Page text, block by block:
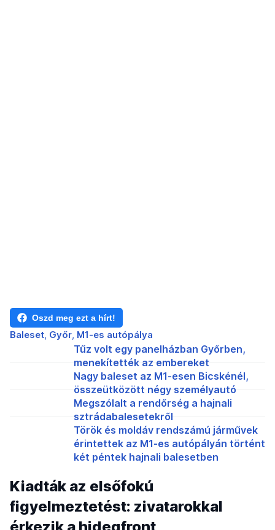
Oszd meg ezt a hírt!
Baleset Győr M1-es autópálya
Tűz volt egy panelházban Győrben,
menekítették az embereket
Nagy baleset az M1-esen Bicskénél,
összeütközött négy személyautó
Megszólalt a rendőrség a hajnali
sztrádabalesetekről
Török és moldáv rendszámú járművek
érintettek az M1-es autópályán történt
két péntek hajnali balesetben
Kiadták az elsőfokú
figyelmeztetést: zivatarokkal